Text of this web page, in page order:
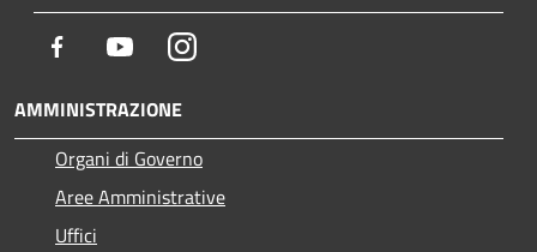
Facebook YoutubeInstagram
AMMINISTRAZIONE
Organi di Governo
Aree Amministrative
Uffici